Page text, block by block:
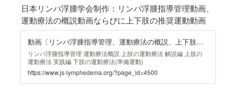
日本リンパ浮腫学会制作：リンパ浮腫指導管理動画、
運動療法の概説動画ならびに上下肢の推奨運動動画
動画〔リンパ浮腫指導管理、運動療法の概説、上下肢の推奨運動〕 | 一般社団法人 日本リンパ浮腫学会
リンパ浮腫指導管理 運動療法概説 上肢の運動療法 解説編 上肢の
運動療法 実践編 下肢の運動療法(準備運動)
https://www.js-lymphedema.org/?page_id=4500